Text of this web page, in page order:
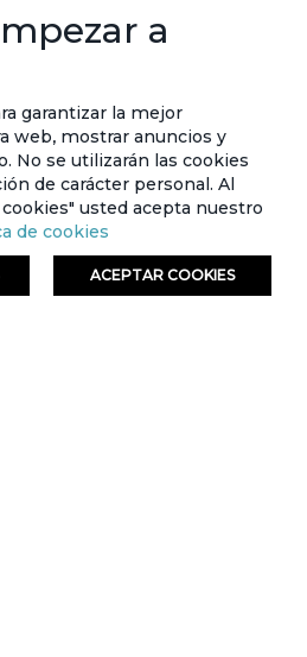
Disney - Spray Desenredante Infantil
FILTRAR
a
garantizar la mejor
web, mostrar anuncios y
No se utilizarán las cookies
de carácter personal. Al
usted acepta nuestro
de cookies
ACEPTAR COOKIES